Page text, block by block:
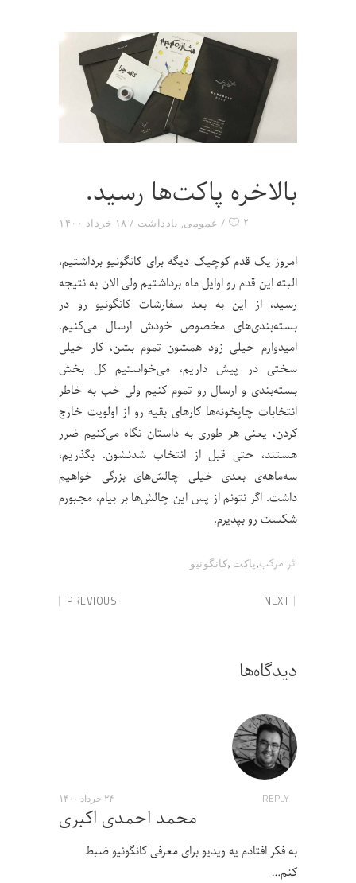
بالاخره پاکت‌ها رسید.
۱۸ خرداد ۱۴۰۰ عمومی, یادداشت ۲
امروز یک قدم کوچیک دیگه برای کانگونیو برداشتیم،
البته این قدم رو اوایل ماه برداشتیم ولی الان به نتیجه
رسید، از این به بعد سفارشات کانگونیو رو در
بسته‌بندی‌های مخصوص خودش ارسال می‌کنیم.
امیدوارم خیلی زود همشون تموم بشن، کار خیلی
سختی در پیش داریم، می‌خواستیم کل بخش
بسته‌بندی و ارسال رو تموم کنیم ولی خب به خاطر
انتخابات چاپخونه‌ها کارهای بقیه رو از اولویت خارج
کردن، یعنی هر طوری به داستان نگاه می‌کنیم ضرر
هستند، حتی قبل از انتخاب شدنشون. بگذریم،
سه‌ماهه‌ی بعدی خیلی چالش‌های بزرگی خواهیم
داشت. اگر نتونم از پس این چالش‌ها بر بیام، مجبورم
شکست رو بپذیرم.
اثر مرکب,پاکت ,کانگونیو
PREVIOUS NEXT
دیدگاه‌ها
۲۴ خرداد ۱۴۰۰ REPLY
محمد احمدی اکبری
به فکر افتادم یه ویدیو برای معرفی کانگونیو ضبط
کنم…